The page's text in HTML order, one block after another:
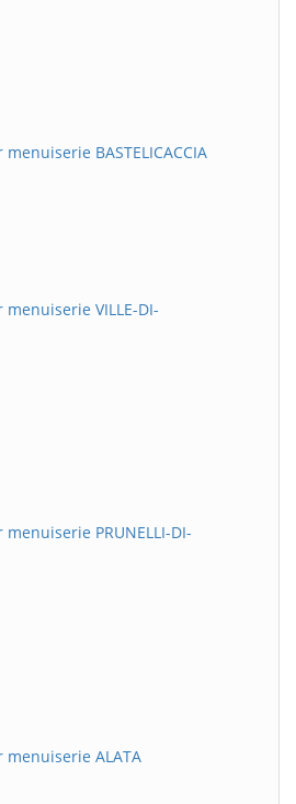
BASTELICACCIA
VILLE-DI-
PRUNELLI-DI-
ALATA